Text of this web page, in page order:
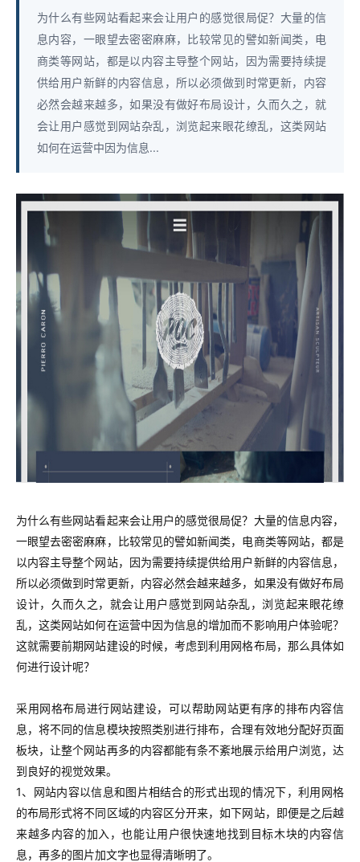
为什么有些网站看起来会让用户的感觉很局促？大量的信
息内容，一眼望去密密麻麻，比较常见的譬如新闻类，电
商类等网站，都是以内容主导整个网站，因为需要持续提
供给用户新鲜的内容信息，所以必须做到时常更新，内容
必然会越来越多，如果没有做好布局设计，久而久之，就
会让用户感觉到网站杂乱，浏览起来眼花缭乱，这类网站
如何在运营中因为信息...
为什么有些网站看起来会让用户的感觉很局促？大量的信息内容，
一眼望去密密麻麻，比较常见的譬如新闻类，电商类等网站，都是
以内容主导整个网站，因为需要持续提供给用户新鲜的内容信息，
所以必须做到时常更新，内容必然会越来越多，如果没有做好布局
设计，久而久之，就会让用户感觉到网站杂乱，浏览起来眼花缭
乱，这类网站如何在运营中因为信息的增加而不影响用户体验呢？
这就需要前期网站建设的时候，考虑到利用网格布局，那么具体如
何进行设计呢？
采用网格布局进行网站建设，可以帮助网站更有序的排布内容信
息，将不同的信息模块按照类别进行排布，合理有效地分配好页面
板块，让整个网站再多的内容都能有条不紊地展示给用户浏览，达
到良好的视觉效果。
1、网站内容以信息和图片相结合的形式出现的情况下，利用网格
的布局形式将不同区域的内容区分开来，如下网站，即便是之后越
来越多内容的加入，也能让用户很快速地找到目标木块的内容信
息，再多的图片加文字也显得清晰明了。